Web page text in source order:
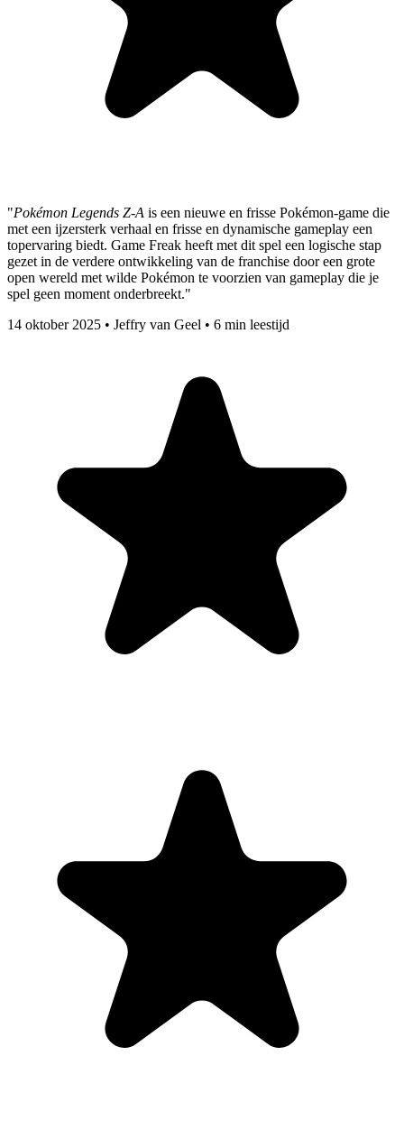
"Pokémon Legends Z-A is een nieuwe en frisse Pokémon-game die
met een ijzersterk verhaal en frisse en dynamische gameplay een
topervaring biedt. Game Freak heeft met dit spel een logische stap
gezet in de verdere ontwikkeling van de franchise door een grote
open wereld met wilde Pokémon te voorzien van gameplay die je
spel geen moment onderbreekt."
14 oktober 2025 • Jeffry van Geel • 6 min leestijd